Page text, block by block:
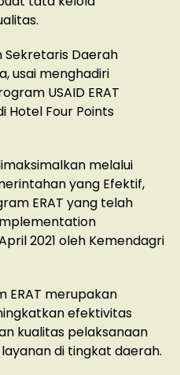
Sekretaris Daerah
usai menghadiri
USAID ERAT
Hotel Four Points
melalui
yang Efektif,
ERAT yang telah
2021 oleh Kemendagri
ERAT merupakan
efektivitas
kualitas pelaksanaan
di tingkat daerah.